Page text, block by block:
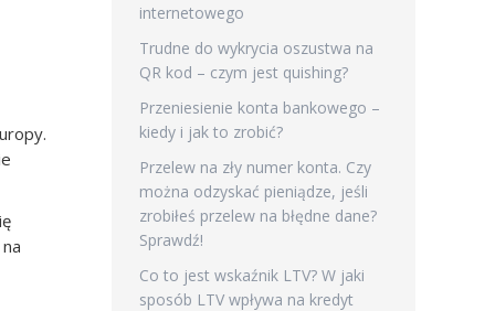
internetowego
Trudne do wykrycia oszustwa na
QR kod – czym jest quishing?
Przeniesienie konta bankowego –
kiedy i jak to zrobić?
Przelew na zły numer konta. Czy
można odzyskać pieniądze, jeśli
zrobiłeś przelew na błędne dane?
Sprawdź!
Co to jest wskaźnik LTV? W jaki
sposób LTV wpływa na kredyt